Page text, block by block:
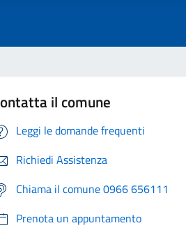
il comune
Leggi le domande frequenti
Richiedi Assistenza
Chiama il comune 0966 656111
Prenota un appuntamento